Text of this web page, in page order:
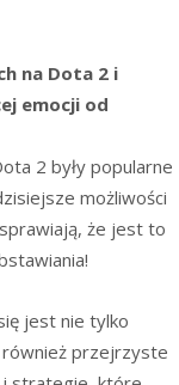
na Dota 2 i
emocji od
2 były popularne
możliwości
że jest to
jest nie tylko
również przejrzyste